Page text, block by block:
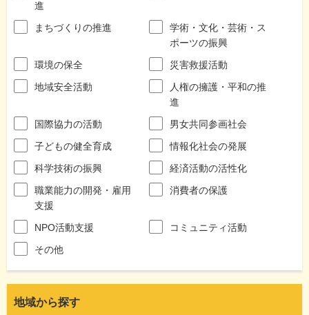
進
まちづくりの推進
学術・文化・芸術・ス
ポーツの振興
環境の保全
災害救援活動
地域安全活動
人権の擁護・平和の推
進
国際協力の活動
男女共同参画社会
子どもの健全育成
情報化社会の発展
科学技術の振興
経済活動の活性化
職業能力の開発・雇用
支援
消費者の保護
NPO活動支援
コミュニティ活動
その他
地域から探す